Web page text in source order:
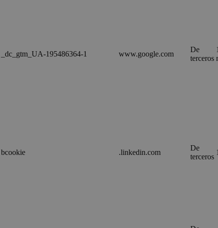
_dc_gtm_UA-195486364-1 www.google.com
De
terceros
bcookie .linkedin.com
De
terceros